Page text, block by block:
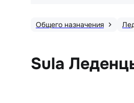
Общего назначения
Sula